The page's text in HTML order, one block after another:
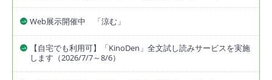
Web展示開催中 「涼む」
【自宅でも利用可】「KinoDen」全文試し読みサービスを実施
します（2026/7/7～8/6）